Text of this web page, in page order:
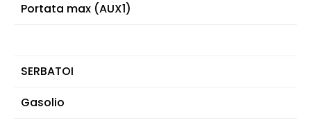
Portata max (AUX1)
SERBATOI
Gasolio